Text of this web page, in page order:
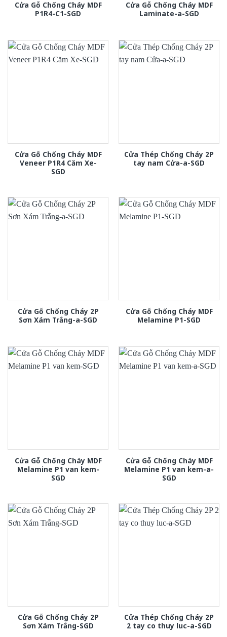
Cửa Gỗ Chống Cháy MDF
P1R4-C1-SGD
Cửa Gỗ Chống Cháy MDF
Laminate-a-SGD
Cửa Gỗ Chống Cháy MDF
Veneer P1R4 Căm Xe-
SGD
Cửa Thép Chống Cháy 2P
tay nam Cửa-a-SGD
Cửa Gỗ Chống Cháy 2P
Sơn Xám Trắng-a-SGD
Cửa Gỗ Chống Cháy MDF
Melamine P1-SGD
Cửa Gỗ Chống Cháy MDF
Melamine P1 van kem-
SGD
Cửa Gỗ Chống Cháy MDF
Melamine P1 van kem-a-
SGD
Cửa Gỗ Chống Cháy 2P
Sơn Xám Trắng-SGD
Cửa Thép Chống Cháy 2P
2 tay co thuy luc-a-SGD